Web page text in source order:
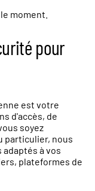
moment.
pour
est votre
d'accès, de
soyez
particulier, nous
à vos
plateformes de